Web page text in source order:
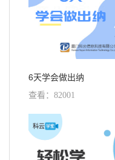
6天学会做出纳
查看：82001